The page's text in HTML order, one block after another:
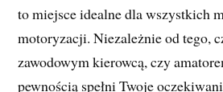
to miejsce idealne dla wszystkich
motoryzacji. Niezależnie od tego,
zawodowym kierowcą, czy
pewnością spełni Twoje